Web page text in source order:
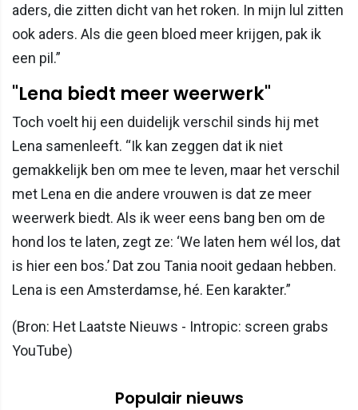
aders, die zitten dicht van het roken. In mijn lul zitten
ook aders. Als die geen bloed meer krijgen, pak ik
een pil.”
"Lena biedt meer weerwerk"
Toch voelt hij een duidelijk verschil sinds hij met
Lena samenleeft. “Ik kan zeggen dat ik niet
gemakkelijk ben om mee te leven, maar het verschil
met Lena en die andere vrouwen is dat ze meer
weerwerk biedt. Als ik weer eens bang ben om de
hond los te laten, zegt ze: ‘We laten hem wél los, dat
is hier een bos.’ Dat zou Tania nooit gedaan hebben.
Lena is een Amsterdamse, hé. Een karakter.”
(Bron: Het Laatste Nieuws - Intropic: screen grabs
YouTube)
Populair nieuws